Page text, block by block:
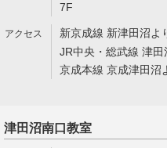
7F
新京成線 新津田沼よ
JR中央・総武線 津
京成本線 京成津田沼
津田沼南口教室